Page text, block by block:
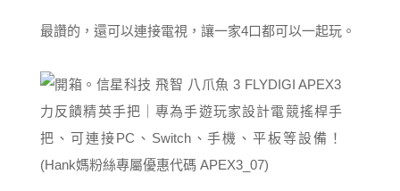
最讚的，還可以連接電視，讓一家4口都可以一起玩。